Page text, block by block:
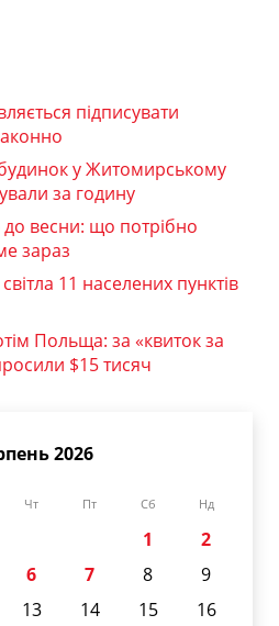
підписувати
у Житомирському
за годину
весни: що потрібно
зараз
11 населених пунктів
Польща: за «квиток за
$15 тисяч
2026
Чт Пт Сб Нд
1
2
6 7 8
9
13 14 15
16